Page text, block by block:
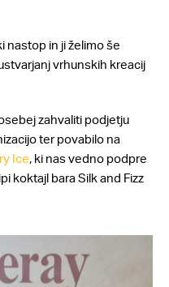
nastop in ji želimo še
vrhunskih kreacij
zahvaliti podjetju
ter povabilo na
Ice, ki nas vedno podpre
koktajl bara Silk and Fizz